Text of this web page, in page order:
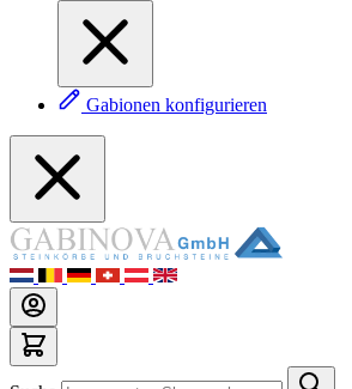
Gabionen konfigurieren